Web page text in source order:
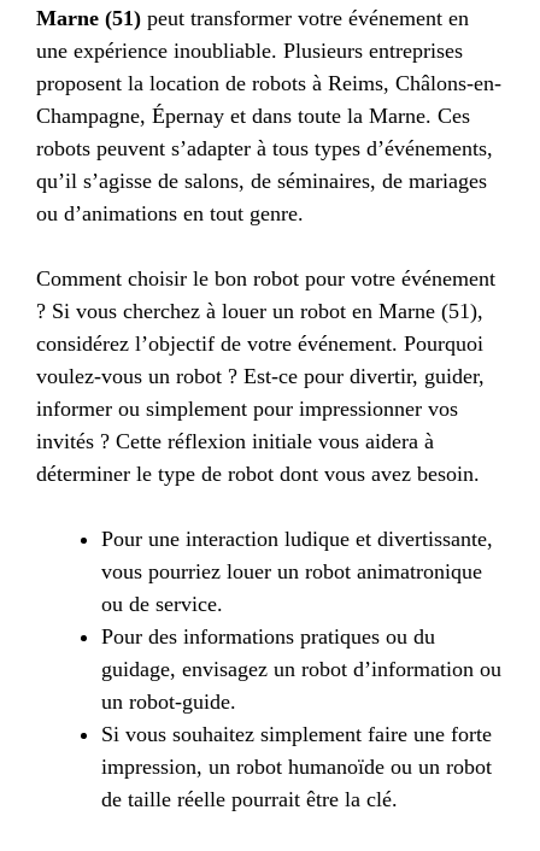
Marne (51) peut transformer votre événement en
une expérience inoubliable. Plusieurs entreprises
proposent la location de robots à Reims, Châlons-en-
Champagne, Épernay et dans toute la Marne. Ces
robots peuvent s’adapter à tous types d’événements,
qu’il s’agisse de salons, de séminaires, de mariages
ou d’animations en tout genre.
Comment choisir le bon robot pour votre événement
? Si vous cherchez à louer un robot en Marne (51),
considérez l’objectif de votre événement. Pourquoi
voulez-vous un robot ? Est-ce pour divertir, guider,
informer ou simplement pour impressionner vos
invités ? Cette réflexion initiale vous aidera à
déterminer le type de robot dont vous avez besoin.
Pour une interaction ludique et divertissante,
vous pourriez louer un robot animatronique
ou de service.
Pour des informations pratiques ou du
guidage, envisagez un robot d’information ou
un robot-guide.
Si vous souhaitez simplement faire une forte
impression, un robot humanoïde ou un robot
de taille réelle pourrait être la clé.